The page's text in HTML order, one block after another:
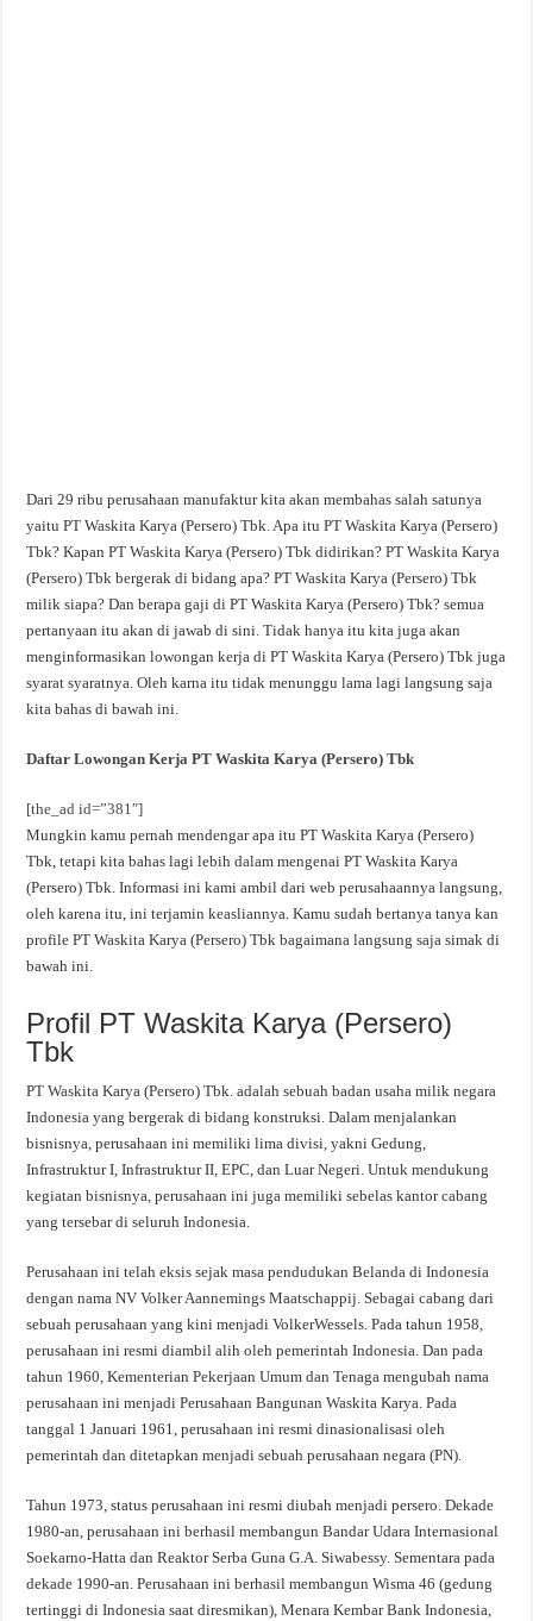
Dari 29 ribu perusahaan manufaktur kita akan membahas salah satunya
yaitu PT Waskita Karya (Persero) Tbk. Apa itu PT Waskita Karya (Persero)
Tbk? Kapan PT Waskita Karya (Persero) Tbk didirikan? PT Waskita Karya
(Persero) Tbk bergerak di bidang apa? PT Waskita Karya (Persero) Tbk
milik siapa? Dan berapa gaji di PT Waskita Karya (Persero) Tbk? semua
pertanyaan itu akan di jawab di sini. Tidak hanya itu kita juga akan
menginformasikan lowongan kerja di PT Waskita Karya (Persero) Tbk juga
syarat syaratnya. Oleh karna itu tidak menunggu lama lagi langsung saja
kita bahas di bawah ini.
Daftar Lowongan Kerja PT Waskita Karya (Persero) Tbk
[the_ad id=”381″]
Mungkin kamu pernah mendengar apa itu PT Waskita Karya (Persero)
Tbk, tetapi kita bahas lagi lebih dalam mengenai PT Waskita Karya
(Persero) Tbk. Informasi ini kami ambil dari web perusahaannya langsung,
oleh karena itu, ini terjamin keasliannya. Kamu sudah bertanya tanya kan
profile PT Waskita Karya (Persero) Tbk bagaimana langsung saja simak di
bawah ini.
Profil PT Waskita Karya (Persero)
Tbk
PT Waskita Karya (Persero) Tbk. adalah sebuah badan usaha milik negara
Indonesia yang bergerak di bidang konstruksi. Dalam menjalankan
bisnisnya, perusahaan ini memiliki lima divisi, yakni Gedung,
Infrastruktur I, Infrastruktur II, EPC, dan Luar Negeri. Untuk mendukung
kegiatan bisnisnya, perusahaan ini juga memiliki sebelas kantor cabang
yang tersebar di seluruh Indonesia.
Perusahaan ini telah eksis sejak masa pendudukan Belanda di Indonesia
dengan nama NV Volker Aannemings Maatschappij. Sebagai cabang dari
sebuah perusahaan yang kini menjadi VolkerWessels. Pada tahun 1958,
perusahaan ini resmi diambil alih oleh pemerintah Indonesia. Dan pada
tahun 1960, Kementerian Pekerjaan Umum dan Tenaga mengubah nama
perusahaan ini menjadi Perusahaan Bangunan Waskita Karya. Pada
tanggal 1 Januari 1961, perusahaan ini resmi dinasionalisasi oleh
pemerintah dan ditetapkan menjadi sebuah perusahaan negara (PN).
Tahun 1973, status perusahaan ini resmi diubah menjadi persero. Dekade
1980-an, perusahaan ini berhasil membangun Bandar Udara Internasional
Soekarno-Hatta dan Reaktor Serba Guna G.A. Siwabessy. Sementara pada
dekade 1990-an. Perusahaan ini berhasil membangun Wisma 46 (gedung
tertinggi di Indonesia saat diresmikan), Menara Kembar Bank Indonesia,